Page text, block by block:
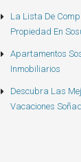
La Lista De
Propiedad En
Apartamentos
Inmobiliarios
Descubra Las
Vacaciones